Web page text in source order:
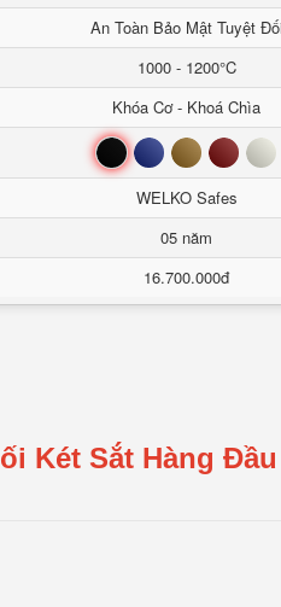
An Toàn Bảo Mật Tuyệt
1000 - 1200°C
Khóa Cơ - Khoá Chìa
Đen Xanh Nâu Đỏ Trắng
WELKO Safes
05 năm
16.700.000đ
Két Sắt Hàng